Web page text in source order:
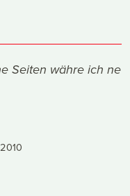
Seiten währe ich ne